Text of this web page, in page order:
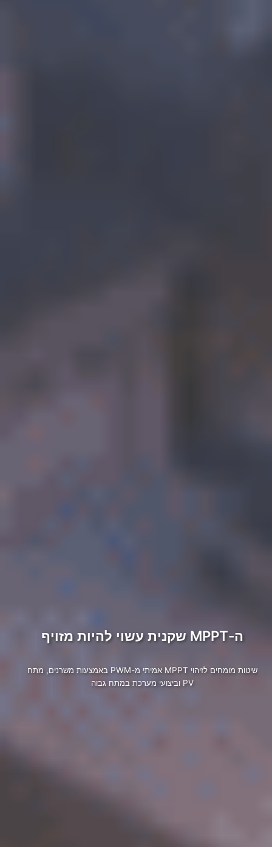
ה-MPPT שקנית עשוי להיות מזויף
שיטות מומחים לזיהוי MPPT אמיתי מ-PWM באמצעות משרנים, מתח
PV וביצועי מערכת במתח גבוה